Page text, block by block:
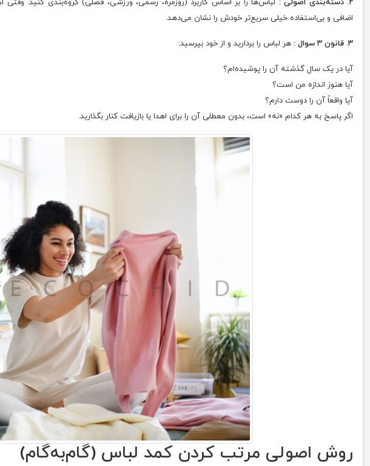
اضافی و بی‌استفاده خیلی سریع‌تر خودش را نشان می‌دهد.
۳. قانون ۳ سوال : هر لباس را بردارید و از خود بپرسید:
آیا در یک سال گذشته آن را پوشیده‌ام؟
آیا هنوز اندازه من است؟
آیا واقعاً آن را دوست دارم؟
اگر پاسخ به هر کدام «نه» است، بدون معطلی آن را برای اهدا یا بازیافت کنار بگذارید.
روش اصولی مرتب کردن کمد لباس (گام‌به‌گام)